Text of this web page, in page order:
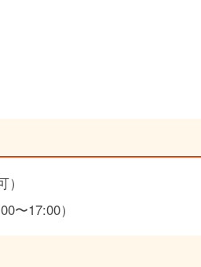
〜17:00）